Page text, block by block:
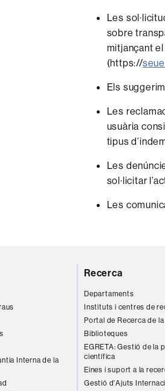
Les
sobre
mitjançant
(https://
Els
Les
usuària
tipus
Les
sol·licitar
Les
Interna de la
Recerca
Departaments
Instituts i centres de
Portal de Recerca de
Biblioteques
EGRETA: Gestió de la
científica
Eines i suport a la
Gestió d'Ajuts